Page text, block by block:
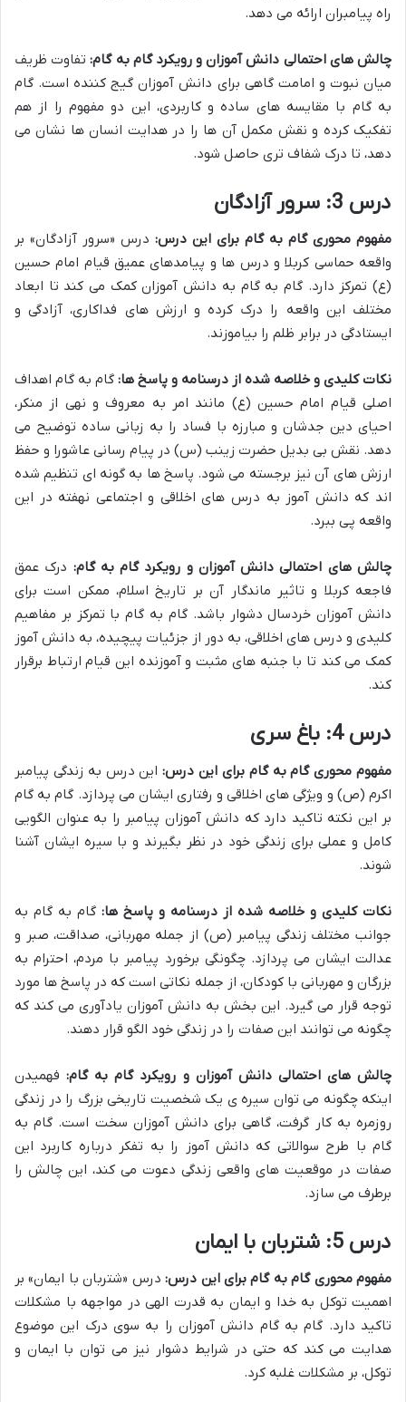
راه پیامبران ارائه می دهد.
چالش های احتمالی دانش آموزان و رویکرد گام به گام:تفاوت ظریف
میان نبوت و امامت گاهی برای دانش آموزان گیج کننده است. گام
به گام با مقایسه های ساده و کاربردی، این دو مفهوم را از هم
تفکیک کرده و نقش مکمل آن ها را در هدایت انسان ها نشان می
دهد، تا درک شفاف تری حاصل شود.
درس 3: سرور آزادگان
مفهوم محوری گام به گام برای این درس: درس «سرور آزادگان» بر
واقعه حماسی کربلا و درس ها و پیامدهای عمیق قیام امام حسین
(ع) تمرکز دارد. گام به گام به دانش آموزان کمک می کند تا ابعاد
مختلف این واقعه را درک کرده و ارزش های فداکاری، آزادگی و
ایستادگی در برابر ظلم را بیاموزند.
نکات کلیدی و خلاصه شده از درسنامه و پاسخ ها: گام به گام اهداف
اصلی قیام امام حسین (ع) مانند امر به معروف و نهی از منکر،
احیای دین جدشان و مبارزه با فساد را به زبانی ساده توضیح می
دهد. نقش بی بدیل حضرت زینب (س) در پیام رسانی عاشورا و حفظ
ارزش های آن نیز برجسته می شود. پاسخ ها به گونه ای تنظیم شده
اند که دانش آموز به درس های اخلاقی و اجتماعی نهفته در این
واقعه پی ببرد.
چالش های احتمالی دانش آموزان و رویکرد گام به گام: درک عمق
فاجعه کربلا و تاثیر ماندگار آن بر تاریخ اسلام، ممکن است برای
دانش آموزان خردسال دشوار باشد. گام به گام با تمرکز بر مفاهیم
کلیدی و درس های اخلاقی، به دور از جزئیات پیچیده، به دانش آموز
کمک می کند تا با جنبه های مثبت و آموزنده این قیام ارتباط برقرار
کند.
درس 4: باغ سری
مفهوم محوری گام به گام برای این درس:این درس به زندگی پیامبر
اکرم (ص) و ویژگی های اخلاقی و رفتاری ایشان می پردازد. گام به گام
بر این نکته تاکید دارد که دانش آموزان پیامبر را به عنوان الگویی
کامل و عملی برای زندگی خود در نظر بگیرند و با سیره ایشان آشنا
شوند.
نکات کلیدی و خلاصه شده از درسنامه و پاسخ ها: گام به گام به
جوانب مختلف زندگی پیامبر (ص) از جمله مهربانی، صداقت، صبر و
عدالت ایشان می پردازد. چگونگی برخورد پیامبر با مردم، احترام به
بزرگان و مهربانی با کودکان، از جمله نکاتی است که در پاسخ ها مورد
توجه قرار می گیرد. این بخش به دانش آموزان یادآوری می کند که
چگونه می توانند این صفات را در زندگی خود الگو قرار دهند.
چالش های احتمالی دانش آموزان و رویکرد گام به گام:فهمیدن
اینکه چگونه می توان سیره ی یک شخصیت تاریخی بزرگ را در زندگی
روزمره به کار گرفت، گاهی برای دانش آموزان سخت است. گام به
گام با طرح سوالاتی که دانش آموز را به تفکر درباره کاربرد این
صفات در موقعیت های واقعی زندگی دعوت می کند، این چالش را
برطرف می سازد.
درس 5: شتربان با ایمان
مفهوم محوری گام به گام برای این درس:درس «شتربان با ایمان» بر
اهمیت توکل به خدا و ایمان به قدرت الهی در مواجهه با مشکلات
تاکید دارد. گام به گام دانش آموزان را به سوی درک این موضوع
هدایت می کند که حتی در شرایط دشوار نیز می توان با ایمان و
توکل، بر مشکلات غلبه کرد.